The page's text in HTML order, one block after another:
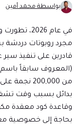
بواسطة محمد أمين
في عام
مجرد روبوتات
بحاجة إلى خصوصية